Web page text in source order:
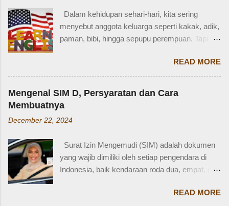
tidak ingat detailnya. Ayau, mungkin juga dia
terkejut juga dengan reaksi saya. Bagaimana
tidak terkejut. Saya taksir usia Zaidan sekitar
Zaidan duduk di bangku TK, saya sudah tidak
bekerja di luar rumah. Meniggalkan anak usia
segitu, sendiri di rumah, tentu saja saya terkejut.
Memang beli sayur tak lama, 5 atau 10 menit
mungkin selesai kalau tidak antri. Tapi,
orang yang punya kese...
Dalam kehidupan sehari-hari, kita sering
menyebut anggota keluarga seperti kakak, adik,
paman, bibi, hingga sepupu perempuan. Tapi
bahasa Inggris? Salah satu contoh yang
menarik adalah bahasa Inggris sepupu
perempuan . Banyak orang mungkin tahu kata
"cousin", tapi tahukah kamu bahwa sepupu
female cousin? Memahami kosakata keluarga
percakapan santai, tetapi juga saat menulis,
traveling, bahkan dalam lingkungan kerja
internasional. Mengenal istilah keluarga akan
memperkenalkan diri atau menceritakan silsilah
READ MORE
Mengenal SIM D, Persyaratan dan Cara
Membuatnya
December 22, 2024
Surat Izin Mengemudi (SIM) adalah dokumen
yang wajib dimiliki oleh setiap pengendara di
Indonesia, baik kendaraan roda dua, empat, dan
salah satunya adalah SIM D. Karena tidak
READ MORE